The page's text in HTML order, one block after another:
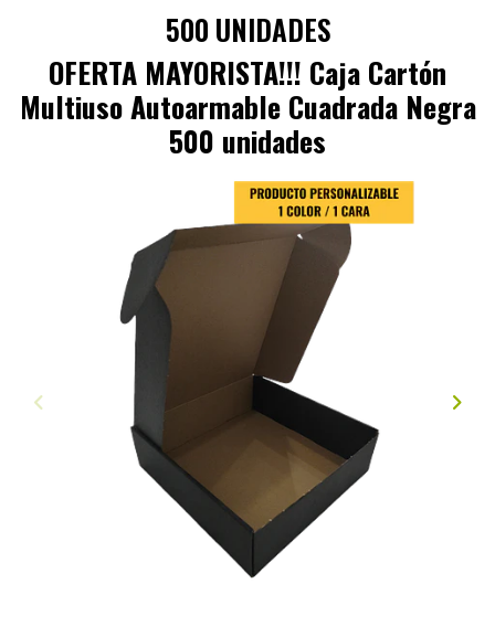
500 UNIDADES
OFERTA MAYORISTA!!! Caja Cartón
Multiuso Autoarmable Cuadrada Negra
500 unidades